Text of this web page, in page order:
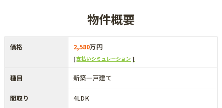
物件概要
価格 2,580万円
支払いシミュレーション
種目 新築一戸建て
間取り 4LDK